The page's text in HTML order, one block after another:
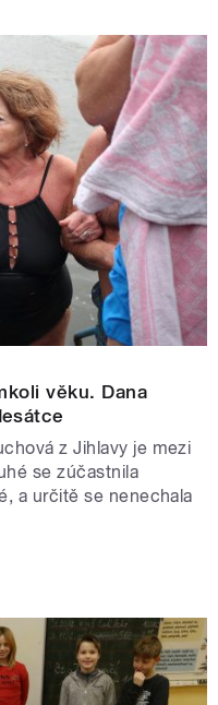
věku. Dana
z Jihlavy je mezi
se zúčastnila
a určitě se nenechala